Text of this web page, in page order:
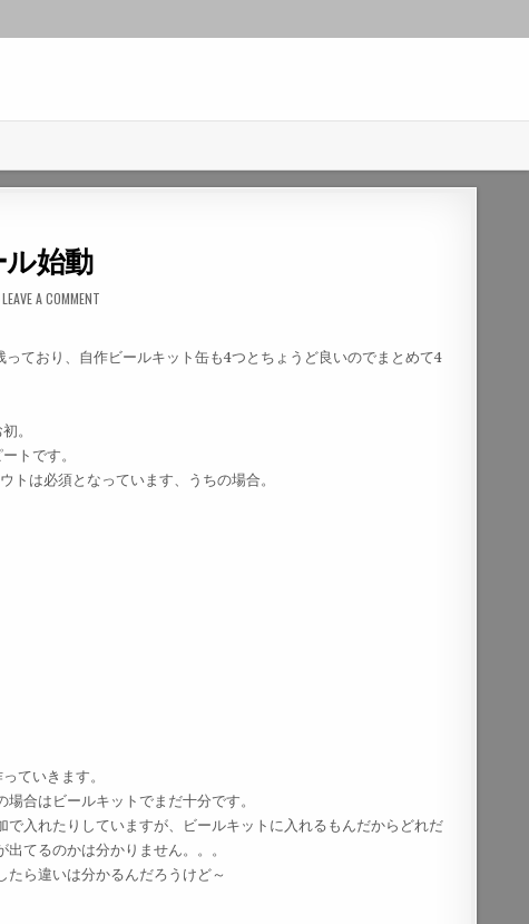
ル始動
LEAVE A COMMENT
ており、自作ビールキット缶も4つとちょうど良いのでまとめて4
。
トです。
トは必須となっています、うちの場合。
ていきます。
場合はビールキットでまだ十分です。
で入れたりしていますが、ビールキットに入れるもんだからどれだ
出てるのかは分かりません。。。
たら違いは分かるんだろうけど～